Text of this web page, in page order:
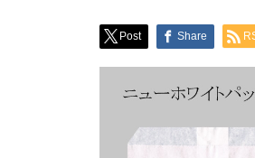
Post Share